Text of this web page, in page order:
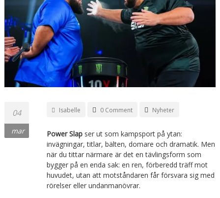
04
mar
Isabelle 0 Comment Nyheter
Power Slapser ut som kampsport på ytan:
invägningar, titlar, bälten, domare och dramatik. Men
när du tittar närmare är det en tävlingsform som
bygger på en enda sak: en ren, förberedd träff mot
huvudet, utan att motståndaren får försvara sig med
rörelser eller undanmanövrar.